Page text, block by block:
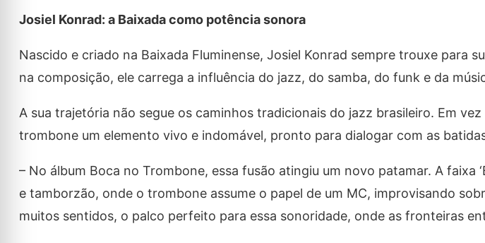
Josiel Konrad: a Baixada como potência sonora
Nascido e criado na Baixada Fluminense, Josiel Konrad sempre trouxe para
na composição, ele carrega a influência do jazz, do samba, do funk e da
A sua trajetória não segue os caminhos tradicionais do jazz brasileiro. Em
trombone um elemento vivo e indomável, pronto para dialogar com as
– No álbum Boca no Trombone, essa fusão atingiu um novo patamar. A faixa
e tamborzão, onde o trombone assume o papel de um MC, improvisando
muitos sentidos, o palco perfeito para essa sonoridade, onde as fronteiras